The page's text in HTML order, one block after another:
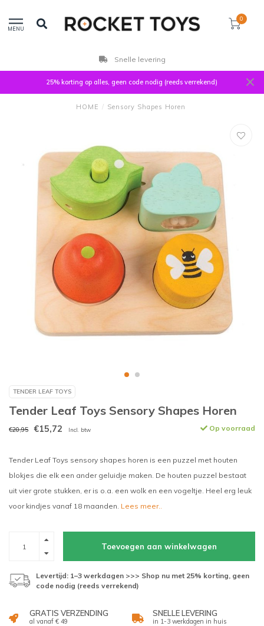
MENU
0
Snelle levering
25% korting op alles, geen code nodig (reeds verrekend)
HOME / Sensory Shapes Horen
TENDER LEAF TOYS
Tender Leaf Toys Sensory Shapes Horen
€20,95 €15,72 Incl. btw Op voorraad
Tender Leaf Toys sensory shapes horen is een puzzel met houten
blokjes die elk een ander geluidje maken. De houten puzzel bestaat
uit vier grote stukken, er is o.a. een wolk en een vogeltje. Heel erg leuk
voor kindjes vanaf 18 maanden. Lees meer..
Toevoegen aan winkelwagen
Levertijd: 1–3 werkdagen >>> Shop nu met 25% korting, geen
code nodig (reeds verrekend)
GRATIS VERZENDING
al vanaf € 49
SNELLE LEVERING
in 1-3 werkdagen in huis